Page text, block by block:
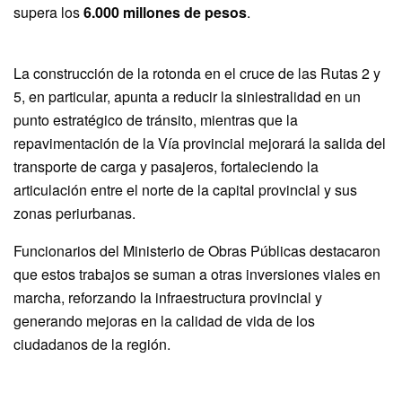
supera los6.000 millones de pesos.
La construcción de la rotonda en el cruce de las Rutas 2 y
5, en particular, apunta a reducir la siniestralidad en un
punto estratégico de tránsito, mientras que la
repavimentación de la Vía provincial mejorará la salida del
transporte de carga y pasajeros, fortaleciendo la
articulación entre el norte de la capital provincial y sus
zonas periurbanas.
Funcionarios del Ministerio de Obras Públicas destacaron
que estos trabajos se suman a otras inversiones viales en
marcha, reforzando la infraestructura provincial y
generando mejoras en la calidad de vida de los
ciudadanos de la región.